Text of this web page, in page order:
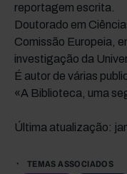
reportagem escrita.
Doutorado em
Comissão Europeia,
investigação da
É autor de várias
«A Biblioteca, uma
Última atualização:
TEMAS ASSOCIADOS